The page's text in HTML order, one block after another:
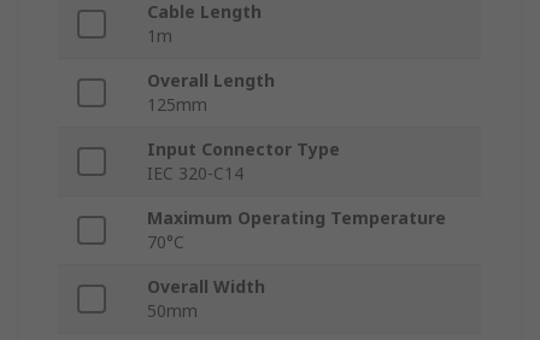
Cable Length
1m
Overall Length
125mm
Input Connector Type
IEC 320-C14
Maximum Operating Temperature
70°C
Overall Width
50mm